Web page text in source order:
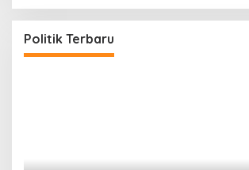
Politik Terbaru